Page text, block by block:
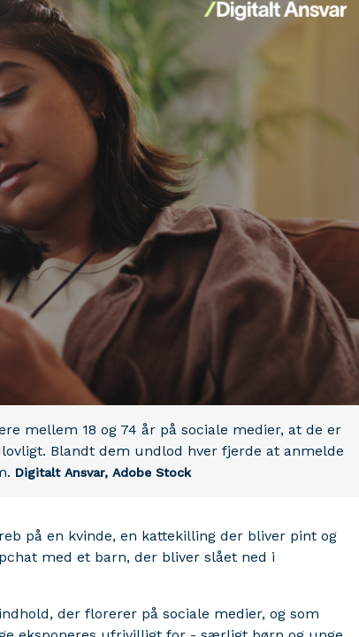
mellem 18 og 74 år på sociale medier, at de er
Blandt dem undlod hver fjerde at anmelde
Digitalt Ansvar, Adobe Stock
på en kvinde, en kattekilling der bliver pint og
med et barn, der bliver slået ned i
der florerer på sociale medier, og som